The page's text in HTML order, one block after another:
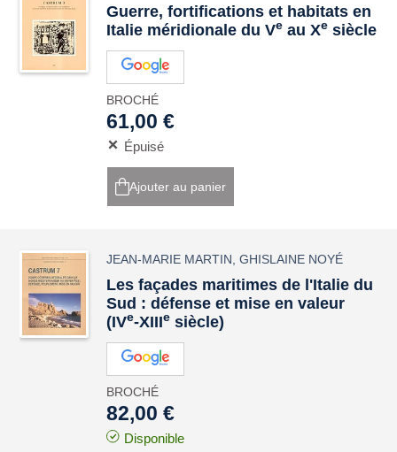
Guerre, fortifications et habitats en
Italie méridionale du Ve au Xe siècle
BROCHÉ
61,00 €
Épuisé
Ajouter au panier
JEAN-MARIE MARTIN ,GHISLAINE NOYÉ
Les façades maritimes de l'Italie du
Sud : défense et mise en valeur
(IVe-XIIIe siècle)
BROCHÉ
82,00 €
Disponible